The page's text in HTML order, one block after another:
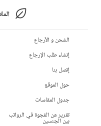
الشحن و الأرجاع
إنشاء طلب الإرجاع
إتصل بنا
حول الموقع
جدول المقاسات
تقرير عن الفجوة في الرواتب
بين الجنسين